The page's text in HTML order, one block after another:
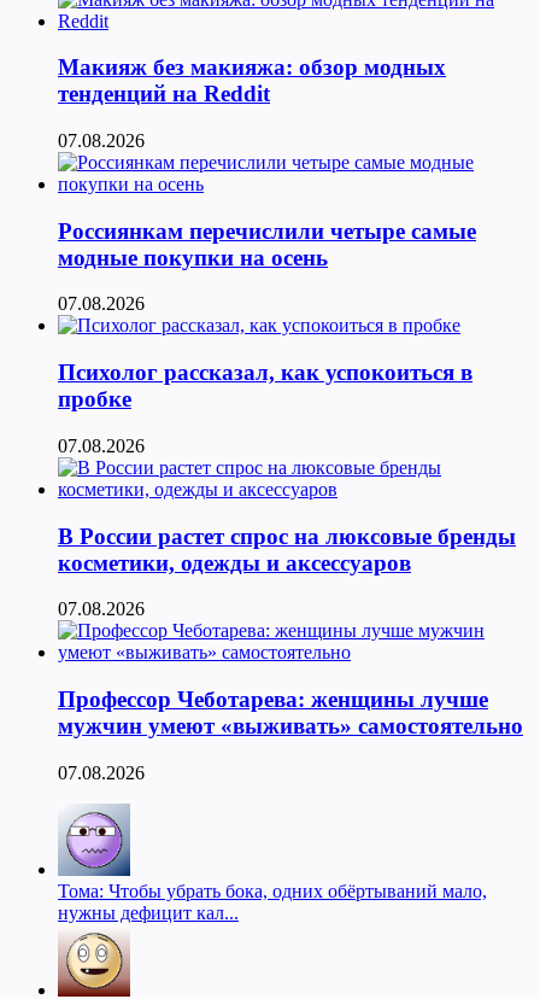
Макияж без макияжа: обзор модных
тенденций на Reddit
07.08.2026
Россиянкам перечислили четыре самые
модные покупки на осень
07.08.2026
Психолог рассказал, как успокоиться в
пробке
07.08.2026
В России растет спрос на люксовые бренды
косметики, одежды и аксессуаров
07.08.2026
Профессор Чеботарева: женщины лучше
мужчин умеют «выживать» самостоятельно
07.08.2026
Тома: Чтобы убрать бока, одних обёртываний мало,
нужны дефицит кал...